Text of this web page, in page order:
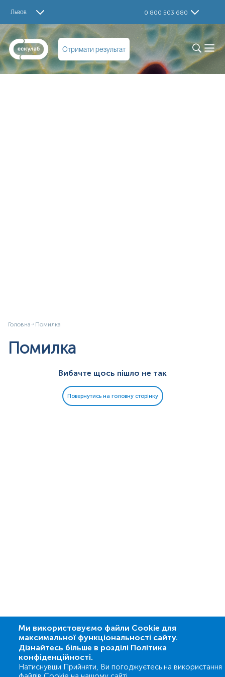
Львов 0 800 503 680
Отримати результат
Головна Помилка
Помилка
Вибачте щось пішло не так
Повернутись на головну сторінку
Ми використовуємо файли Cookie для
максимальної функціональності сайту.
Дізнайтесь більше в розділі Політика
конфіденційності.
Натиснувши Прийняти, Ви погоджуєтесь на використання